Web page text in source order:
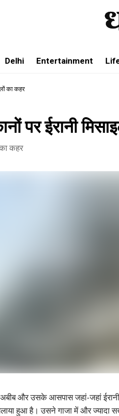
Delhi Entertainment
का कहर
पर ईरानी
कहर
और उसके आसपास जहां-जहां ईरानी
हुआ है। उसने गाजा में और ज्यादा